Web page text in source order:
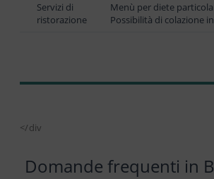
Servizi di
ristorazione
Menù per diete
Possibilità di colazione
</div
Domande frequenti in